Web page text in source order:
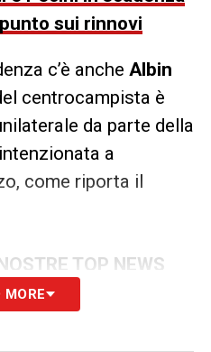
sui rinnovi
c’è anche Albin
centrocampista è
da parte della
a
come riporta il
TOP NEWS
MORE